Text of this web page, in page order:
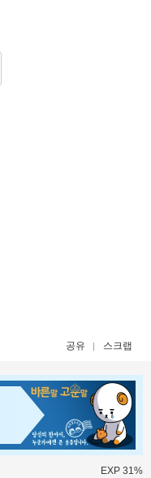
공유 스크랩
EXP 31%